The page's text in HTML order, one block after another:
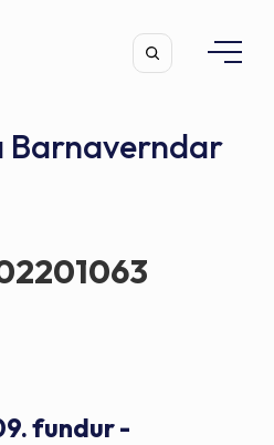
Barnaverndar
fundur -